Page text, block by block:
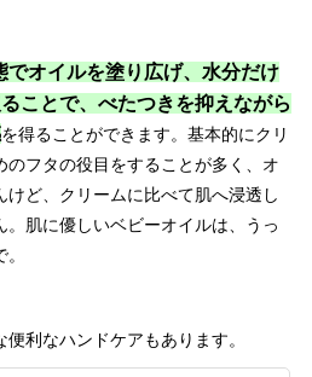
でオイルを塗り広げ、水分だけ
ことで、べたつきを抑えながら
を得ることができます。基本的にクリ
のフタの役目をすることが多く、オ
ど、クリームに比べて肌へ浸透し
肌に優しいベビーオイルは、うっ
利なハンドケアもあります。